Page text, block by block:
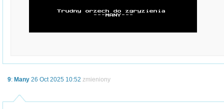
9: Many 26 Oct 2025 10:52 zmieniony